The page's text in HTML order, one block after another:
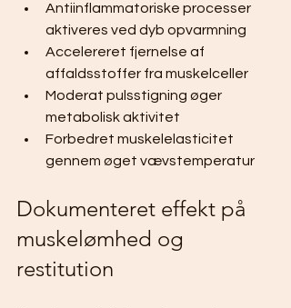
Antiinflammatoriske processer
aktiveres ved dyb opvarmning
Accelereret fjernelse af
affaldsstoffer fra muskelceller
Moderat pulsstigning øger
metabolisk aktivitet
Forbedret muskelelasticitet
gennem øget vævstemperatur
Dokumenteret effekt på
muskelømhed og
restitution